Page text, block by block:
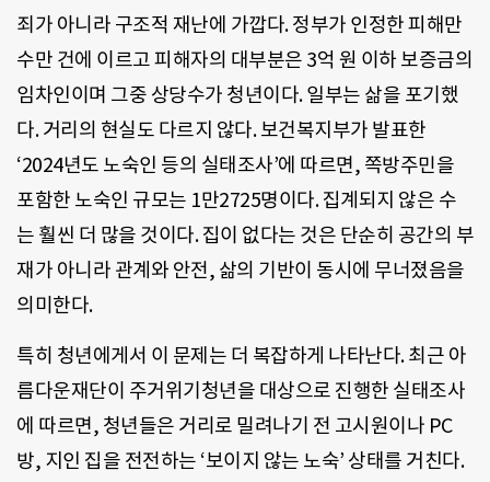
죄가 아니라 구조적 재난에 가깝다. 정부가 인정한 피해만
수만 건에 이르고 피해자의 대부분은 3억 원 이하 보증금의
임차인이며 그중 상당수가 청년이다. 일부는 삶을 포기했
다. 거리의 현실도 다르지 않다. 보건복지부가 발표한
‘2024년도 노숙인 등의 실태조사’에 따르면, 쪽방주민을
포함한 노숙인 규모는 1만2725명이다. 집계되지 않은 수
는 훨씬 더 많을 것이다. 집이 없다는 것은 단순히 공간의 부
재가 아니라 관계와 안전, 삶의 기반이 동시에 무너졌음을
의미한다.
특히 청년에게서 이 문제는 더 복잡하게 나타난다. 최근 아
름다운재단이 주거위기청년을 대상으로 진행한 실태조사
에 따르면, 청년들은 거리로 밀려나기 전 고시원이나 PC
방, 지인 집을 전전하는 ‘보이지 않는 노숙’ 상태를 거친다.